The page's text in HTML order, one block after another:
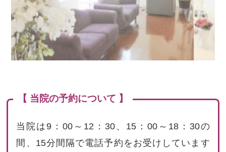
【 当院の予約について 】
当院は9：00～12：30、15：00～18：30の
間、15分間隔で電話予約をお受けしています